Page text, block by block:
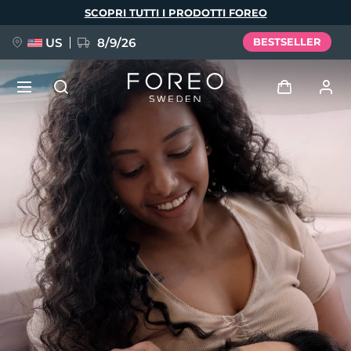
SCOPRI TUTTI I PRODOTTI FOREO
US 8/9/26 BESTSELLER
Profilo utente
I miei dispositivi
I miei ordini
I miei indirizzi
I miei abbonamenti
NUOVO
FAQ™ Pure Beauty-Tech Elixir
BREAKING NEWS
issa™ Teeth Whitening Set
Lingua
English Deutsch
Español
Français
Italiano
Português
Polski
Svenska
Русский
Türkçe
简体中文 繁體中文